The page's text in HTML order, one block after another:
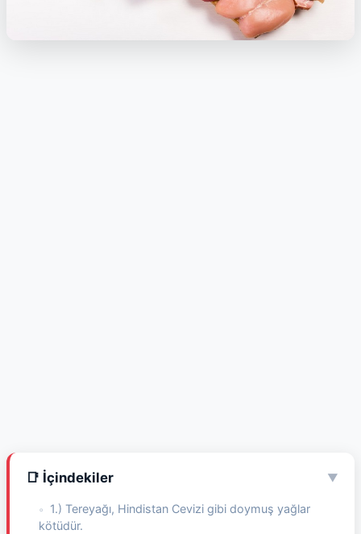
📑 İçindekiler ▼
1.) Tereyağı, Hindistan Cevizi gibi doymuş yağlar
kötüdür.